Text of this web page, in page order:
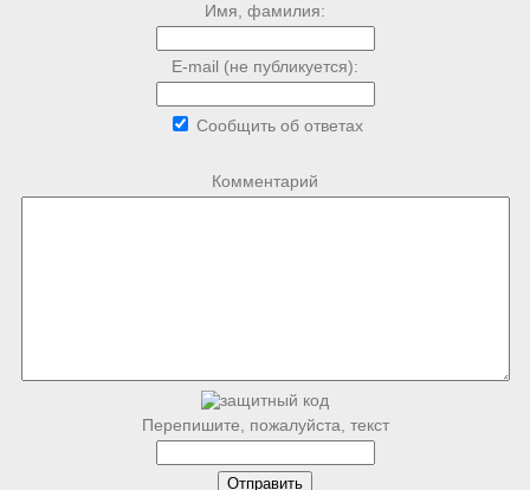
Имя, фамилия:
E-mail (не публикуется):
Сообщить об ответах
Комментарий
Перепишите, пожалуйста, текст